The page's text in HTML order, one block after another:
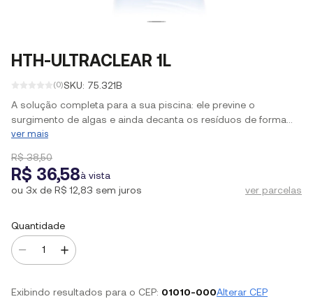
HTH-ULTRACLEAR 1L
(0)SKU: 75.321B
A solução completa para a sua piscina: ele previne o
surgimento de algas e ainda decanta os resíduos de forma
prática e eficiente. Sua fórmula livre de cobre protege os fios e
esverdeadas.
ver mais
R$ 38,50
R$ 36,58à vista
ou 3x de R$ 12,83 sem juros ver parcelas
Quantidade
Exibindo resultados para o CEP: 01010-000Alterar CEP